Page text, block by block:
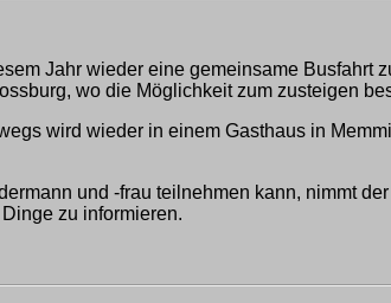
Jahr wieder eine gemeinsame
wo die Möglichkeit zum zusteigen
wird wieder in einem Gasthaus in
und -frau teilnehmen kann, nimmt
zu informieren.